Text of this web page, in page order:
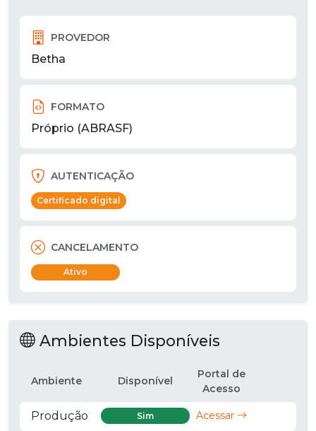
PROVEDOR
Betha
FORMATO
Próprio (ABRASF)
AUTENTICAÇÃO
Certificado digital
CANCELAMENTO
Ativo
Ambientes Disponíveis
Ambiente Disponível
Portal de
Acesso
Produção Sim Acessar